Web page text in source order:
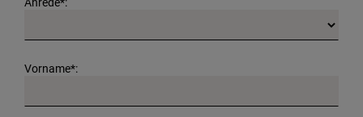
Vorname*: